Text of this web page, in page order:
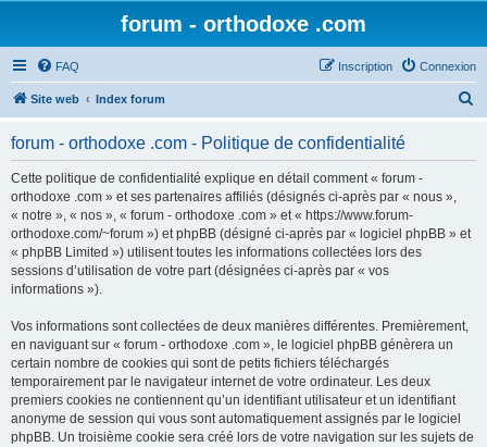
forum - orthodoxe .com
FAQ Connexion
Inscription
Site web Index forum
forum - orthodoxe .com - Politique de confidentialité
Cette politique de confidentialité explique en détail comment « forum -
orthodoxe .com » et ses partenaires affiliés (désignés ci-après par « nous »,
« notre », « nos », « forum - orthodoxe .com » et « https://www.forum-
orthodoxe.com/~forum ») et phpBB (désigné ci-après par « logiciel phpBB » et
« phpBB Limited ») utilisent toutes les informations collectées lors des
sessions d’utilisation de votre part (désignées ci-après par « vos
informations »).
Vos informations sont collectées de deux manières différentes. Premièrement,
en naviguant sur « forum - orthodoxe .com », le logiciel phpBB génèrera un
certain nombre de cookies qui sont de petits fichiers téléchargés
temporairement par le navigateur internet de votre ordinateur. Les deux
premiers cookies ne contiennent qu’un identifiant utilisateur et un identifiant
anonyme de session qui vous sont automatiquement assignés par le logiciel
phpBB. Un troisième cookie sera créé lors de votre navigation sur les sujets de